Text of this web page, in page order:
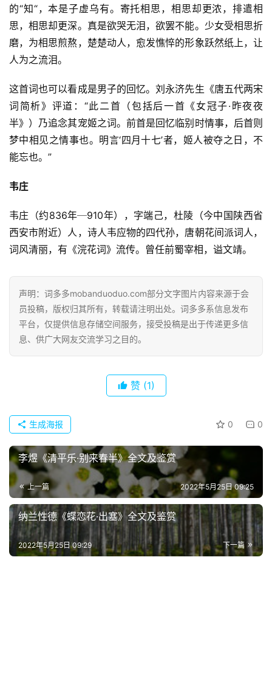
页
好
词
好
句
经
典
的“知“，本是子虚乌有。寄托相思，相思却更浓，排遣相
思，相思却更深。真是欲哭无泪，欲罢不能。少女受相思折
磨，为相思煎熬，楚楚动人，愈发憔悴的形象跃然纸上，让
人为之流泪。
这首词也可以看成是男子的回忆。刘永济先生《唐五代两宋
词简析》评道：“此二首（包括后一首《女冠子·昨夜夜
半》）乃追念其宠姬之词。前首是回忆临别时情事，后首则
梦中相见之情事也。明言‘四月十七’者，姬人被夺之日，不
能忘也。”
韦庄
韦庄（约836年─910年），字端己，杜陵（今中国陕西省
西安市附近）人，诗人韦应物的四代孙，唐朝花间派词人，
词风清丽，有《浣花词》流传。曾任前蜀宰相，谥文靖。
声明：词多多mobanduoduo.com部分文字图片内容来源于会
员投稿，版权归其所有，转载请注明出处。词多多系信息发布
平台，仅提供信息存储空间服务，接受投稿是出于传递更多信
息、供广大网友交流学习之目的。
赞 (1)
0 0
生成海报
李煜《清平乐·别来春半》全文及鉴赏
上一篇 2022年5月25日 09:25
纳兰性德《蝶恋花·出塞》全文及鉴赏
下一篇
2022年5月25日 09:29